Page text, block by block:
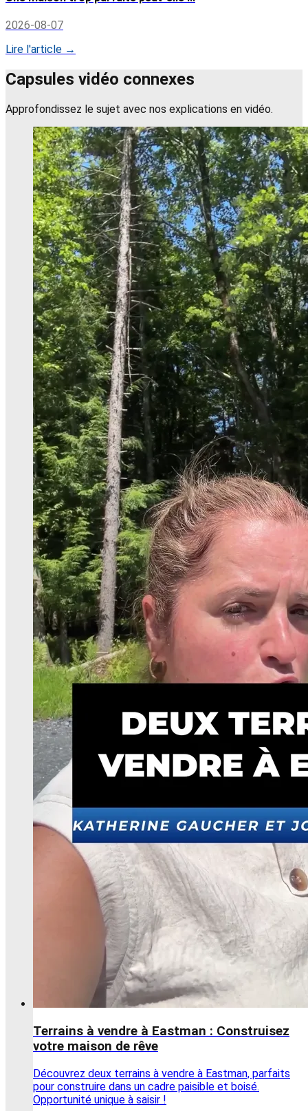
2026-08-07
Lire l'article →
Capsules vidéo connexes
Approfondissez le sujet avec nos explications en vidéo.
Terrains à vendre à Eastman : Construisez
votre maison de rêve
Découvrez deux terrains à vendre à Eastman, parfaits
pour construire dans un cadre paisible et boisé.
Opportunité unique à saisir !